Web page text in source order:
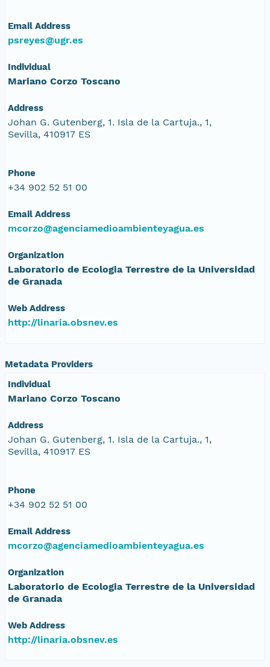
Email Address
psreyes@ugr.es
Individual
Mariano Corzo Toscano
Address
Johan G. Gutenberg, 1. Isla de la Cartuja., 1,
Sevilla, 410917 ES
Phone
+34 902 52 51 00
Email Address
mcorzo@agenciamedioambienteyagua.es
Organization
Laboratorio de Ecologia Terrestre de la Universidad
de Granada
Web Address
http://linaria.obsnev.es
Metadata Providers
Individual
Mariano Corzo Toscano
Address
Johan G. Gutenberg, 1. Isla de la Cartuja., 1,
Sevilla, 410917 ES
Phone
+34 902 52 51 00
Email Address
mcorzo@agenciamedioambienteyagua.es
Organization
Laboratorio de Ecologia Terrestre de la Universidad
de Granada
Web Address
http://linaria.obsnev.es